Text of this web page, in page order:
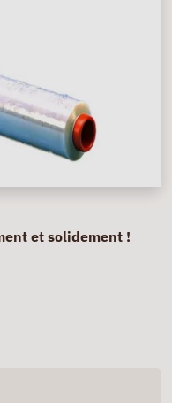
et solidement !